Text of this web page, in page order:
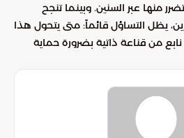
منها عبر السنين. وبينما تنجح
يظل التساؤل قائماً: متى يتحول هذا
نابع من قناعة ذاتية بضرورة حماية